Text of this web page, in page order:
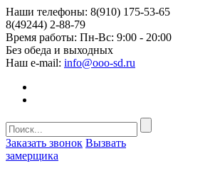
Наши телефоны: 8(910) 175-53-65
8(49244) 2-88-79
Время работы: Пн-Вс: 9:00 - 20:00
Без обеда и выходных
Наш e-mail: info@ooo-sd.ru
Заказать звонок Вызвать
замерщика